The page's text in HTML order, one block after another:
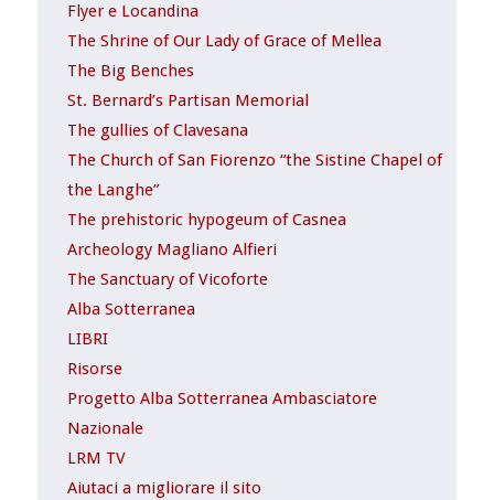
Flyer e Locandina
The Shrine of Our Lady of Grace of Mellea
The Big Benches
St. Bernard’s Partisan Memorial
The gullies of Clavesana
The Church of San Fiorenzo “the Sistine Chapel of
the Langhe”
The prehistoric hypogeum of Casnea
Archeology Magliano Alfieri
The Sanctuary of Vicoforte
Alba Sotterranea
LIBRI
Risorse
Progetto Alba Sotterranea Ambasciatore
Nazionale
LRM TV
Aiutaci a migliorare il sito